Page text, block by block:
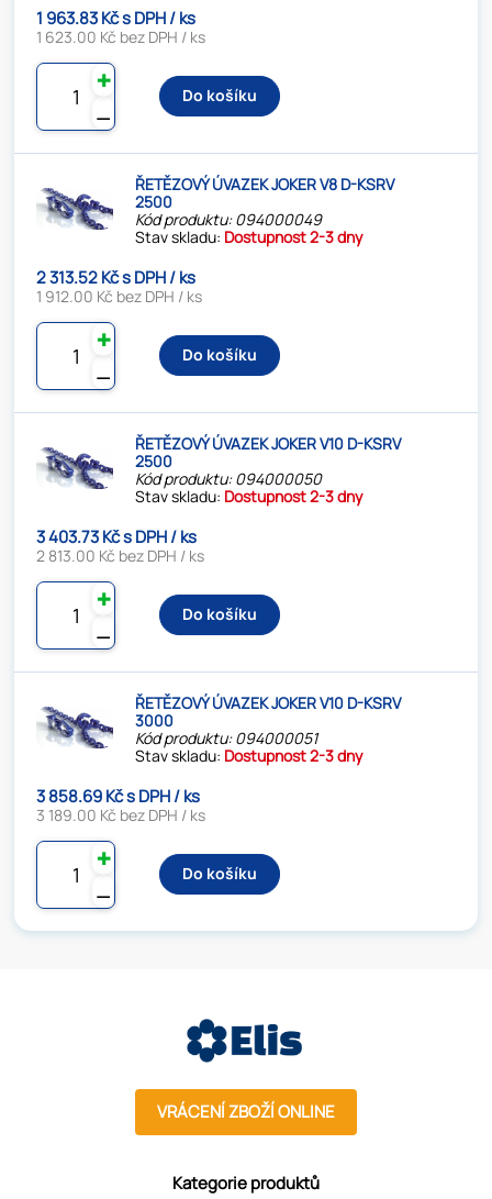
1 963.83 Kč s DPH / ks
1 623.00 Kč bez DPH / ks
⚊
✚
Do košíku
ŘETĚZOVÝ ÚVAZEK JOKER V8 D-KSRV
2500
Kód produktu: 094000049
Stav skladu: Dostupnost 2-3 dny
2 313.52 Kč s DPH / ks
1 912.00 Kč bez DPH / ks
⚊
✚
Do košíku
ŘETĚZOVÝ ÚVAZEK JOKER V10 D-KSRV
2500
Kód produktu: 094000050
Stav skladu: Dostupnost 2-3 dny
3 403.73 Kč s DPH / ks
2 813.00 Kč bez DPH / ks
⚊
✚
Do košíku
ŘETĚZOVÝ ÚVAZEK JOKER V10 D-KSRV
3000
Kód produktu: 094000051
Stav skladu: Dostupnost 2-3 dny
3 858.69 Kč s DPH / ks
3 189.00 Kč bez DPH / ks
⚊
✚
Do košíku
VRÁCENÍ ZBOŽÍ ONLINE
Kategorie produktů